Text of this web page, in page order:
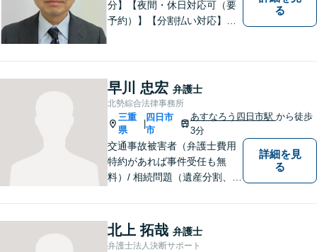
分】【夜間・休日対応可（要
予約）】【分割払い対応】
して、一緒に解決方法を考え
る手助けをさせていただけれ
ばと思いますので、お気軽に
ご相談ください。
る
早川 忠宏 弁護士
北勢綜合法律事務所
三重
県
四日市
市
あすなろう四日市駅 から徒歩
3分
交通事故被害者（弁護士費用
特約があれば事件受任も無
料）/ 相続問題（遺産分割、遺
さい。
詳細を見
る
北上 拓哉 弁護士
弁護士法人決断サポート